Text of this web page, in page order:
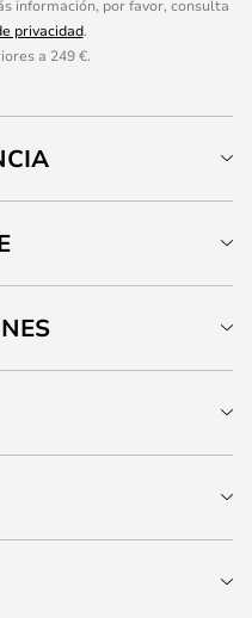
información, por favor, consulta
privacidad.
a 249 €.